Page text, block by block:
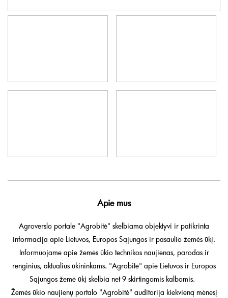
Apie mus
Agroverslo portale "Agrobitė" skelbiama objektyvi ir patikrinta
informacija apie Lietuvos, Europos Sąjungos ir pasaulio žemės ūkį.
Informuojame apie žemės ūkio technikos naujienas, parodas ir
renginius, aktualius ūkininkams. "Agrobitė" apie Lietuvos ir Europos
Sąjungos žemė ūkį skelbia net 9 skirtingomis kalbomis.
Žemės ūkio naujienų portalo "Agrobitė" auditorija kiekvieną mėnesį